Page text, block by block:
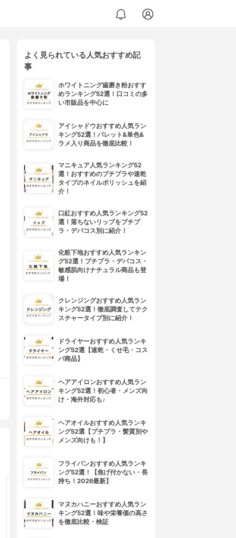
よく見られている人気おすすめ記
事
ホワイトニング歯磨き粉おすす
めランキング52選！口コミの多
い市販品を中心に
アイシャドウおすすめ人気ラン
キング52選！パレット&単色&
ラメ入り商品を徹底比較！
マニキュア人気ランキング52
選！おすすめのプチプラや速乾
タイプのネイルポリッシュを紹
介！
口紅おすすめ人気ランキング52
選！落ちないリップをプチプ
ラ・デパコス別に紹介！
化粧下地おすすめ人気ランキン
グ52選！プチプラ・デパコス・
敏感肌向けナチュラル商品も登
場！
クレンジングおすすめ人気ラン
キング52選！徹底調査してテク
スチャータイプ別に紹介！
ドライヤーおすすめ人気ランキ
ング52選【速乾・くせ毛・コス
パ商品】
ヘアアイロンおすすめ人気ラン
キング52選！初心者・メンズ向
け・海外対応も♪
ヘアオイルおすすめ人気ランキ
ング52選【プチプラ・髪質別や
メンズ向けも！】
フライパンおすすめ人気ランキ
ング52選！【焦げ付かない・長
持ち！2026最新】
マヌカハニーおすすめ人気ラン
キング52選！味や栄養価の高さ
を徹底比較・検証